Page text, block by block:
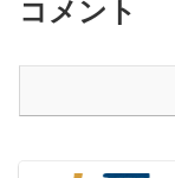
コメント